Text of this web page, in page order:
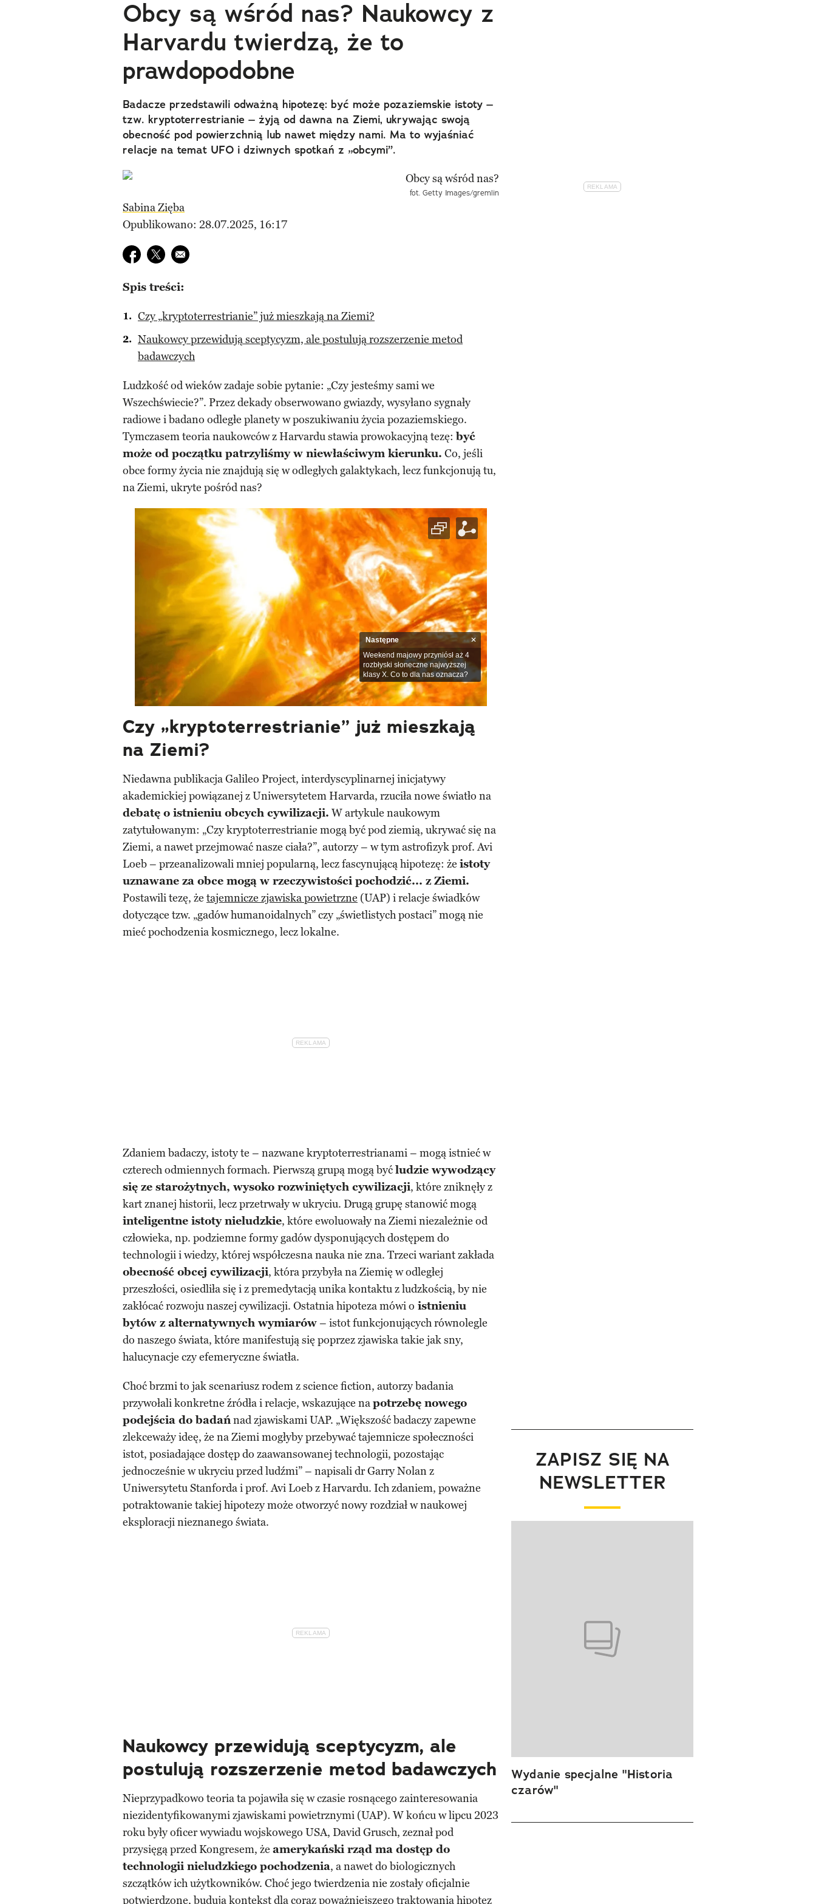
Obcy są wśród nas? Naukowcy z
Harvardu twierdzą, że to
prawdopodobne
Badacze przedstawili odważną hipotezę: być może pozaziemskie istoty –
tzw. kryptoterrestrianie – żyją od dawna na Ziemi, ukrywając swoją
obecność pod powierzchnią lub nawet między nami. Ma to wyjaśniać
relacje na temat UFO i dziwnych spotkań z „obcymi”.
fot. Getty Images/gremlin
Sabina Zięba
Opublikowano: 28.07.2025, 16:17
Udostępnij na facebook
Udostępnij na twitter
E-mail do przyjaciela
Spis treści:
Czy „kryptoterrestrianie” już mieszkają na Ziemi?
Naukowcy przewidują sceptycyzm, ale postulują rozszerzenie metod
badawczych
Ludzkość od wieków zadaje sobie pytanie: „Czy jesteśmy sami we
Wszechświecie?”. Przez dekady obserwowano gwiazdy, wysyłano sygnały
radiowe i badano odległe planety w poszukiwaniu życia pozaziemskiego.
Tymczasem teoria naukowców z Harvardu stawia prowokacyjną tezę:być
może od początku patrzyliśmy w niewłaściwym kierunku. Co, jeśli
obce formy życia nie znajdują się w odległych galaktykach, lecz funkcjonują tu,
na Ziemi, ukryte pośród nas?
Następne
Weekend majowy przyniósł aż 4
rozbłyski słoneczne najwyższej
klasy X. Co to dla nas oznacza?
Czy „kryptoterrestrianie” już mieszkają
na Ziemi?
Niedawna publikacja Galileo Project, interdyscyplinarnej inicjatywy
akademickiej powiązanej z Uniwersytetem Harvarda, rzuciła nowe światło na
debatę o istnieniu obcych cywilizacji. W artykule naukowym
zatytułowanym: „Czy kryptoterrestrianie mogą być pod ziemią, ukrywać się na
Ziemi, a nawet przejmować nasze ciała?”, autorzy – w tym astrofizyk prof. Avi
Loeb – przeanalizowali mniej popularną, lecz fascynującą hipotezę: że istoty
uznawane za obce mogą w rzeczywistości pochodzić... z Ziemi.
Postawili tezę, że tajemnicze zjawiska powietrzne (UAP) i relacje świadków
dotyczące tzw. „gadów humanoidalnych” czy „świetlistych postaci” mogą nie
mieć pochodzenia kosmicznego, lecz lokalne.
Zdaniem badaczy, istoty te – nazwane kryptoterrestrianami – mogą istnieć w
czterech odmiennych formach. Pierwszą grupą mogą byćludzie wywodzący
się ze starożytnych, wysoko rozwiniętych cywilizacji, które zniknęły z
kart znanej historii, lecz przetrwały w ukryciu. Drugą grupę stanowić mogą
inteligentne istoty nieludzkie, które ewoluowały na Ziemi niezależnie od
człowieka, np. podziemne formy gadów dysponujących dostępem do
technologii i wiedzy, której współczesna nauka nie zna. Trzeci wariant zakłada
obecność obcej cywilizacji, która przybyła na Ziemię w odległej
przeszłości, osiedliła się i z premedytacją unika kontaktu z ludzkością, by nie
zakłócać rozwoju naszej cywilizacji. Ostatnia hipoteza mówi o istnieniu
bytów z alternatywnych wymiarów– istot funkcjonujących równolegle
do naszego świata, które manifestują się poprzez zjawiska takie jak sny,
halucynacje czy efemeryczne światła.
Choć brzmi to jak scenariusz rodem z science fiction, autorzy badania
przywołali konkretne źródła i relacje, wskazujące napotrzebę nowego
podejścia do badańnad zjawiskami UAP. „Większość badaczy zapewne
zlekceważy ideę, że na Ziemi mogłyby przebywać tajemnicze społeczności
istot, posiadające dostęp do zaawansowanej technologii, pozostając
jednocześnie w ukryciu przed ludźmi” – napisali dr Garry Nolan z
Uniwersytetu Stanforda i prof. Avi Loeb z Harvardu. Ich zdaniem, poważne
potraktowanie takiej hipotezy może otworzyć nowy rozdział w naukowej
eksploracji nieznanego świata.
Naukowcy przewidują sceptycyzm, ale
postulują rozszerzenie metod badawczych
Nieprzypadkowo teoria ta pojawiła się w czasie rosnącego zainteresowania
niezidentyfikowanymi zjawiskami powietrznymi (UAP). W końcu w lipcu 2023
roku były oficer wywiadu wojskowego USA, David Grusch, zeznał pod
przysięgą przed Kongresem, że amerykański rząd ma dostęp do
technologii nieludzkiego pochodzenia, a nawet do biologicznych
szczątków ich użytkowników. Choć jego twierdzenia nie zostały oficjalnie
potwierdzone, budują kontekst dla coraz poważniejszego traktowania hipotez
ZAPISZ SIĘ NA
NEWSLETTER
Wydanie specjalne "Historia
czarów"